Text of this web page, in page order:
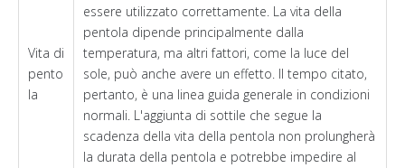
Vita di
pento
la
essere utilizzato correttamente. La vita della
pentola dipende principalmente dalla
temperatura, ma altri fattori, come la luce del
sole, può anche avere un effetto. Il tempo citato,
pertanto, è una linea guida generale in condizioni
normali. L'aggiunta di sottile che segue la
scadenza della vita della pentola non prolungherà
la durata della pentola e potrebbe impedire al